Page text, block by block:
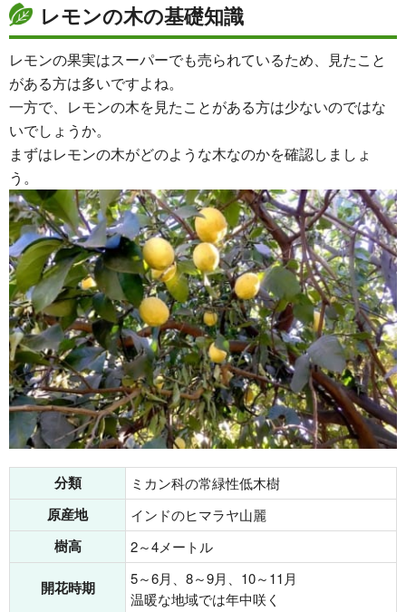
レモンの木の基礎知識
レモンの果実はスーパーでも売られているため、見たこと
がある方は多いですよね。
一方で、レモンの木を見たことがある方は少ないのではな
いでしょうか。
まずはレモンの木がどのような木なのかを確認しましょ
う。
分類 ミカン科の常緑性低木樹
原産地 インドのヒマラヤ山麗
樹高 2～4メートル
開花時期
5～6月、8～9月、10～11月
温暖な地域では年中咲く